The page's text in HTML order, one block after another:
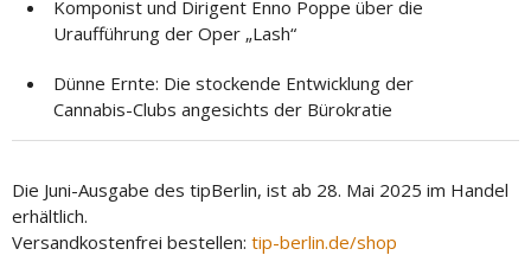
Komponist und Dirigent Enno Poppe über die
Uraufführung der Oper „Lash“
Dünne Ernte: Die stockende Entwicklung der
Cannabis-Clubs angesichts der Bürokratie
Die Juni-Ausgabe des tipBerlin, ist ab 28. Mai 2025 im Handel
erhältlich.
Versandkostenfrei bestellen: tip-berlin.de/shop